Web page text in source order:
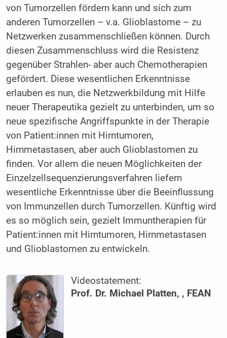
von Tumorzellen fördern kann und sich zum
anderen Tumorzellen – v.a. Glioblastome – zu
Netzwerken zusammenschließen können. Durch
diesen Zusammenschluss wird die Resistenz
gegenüber Strahlen- aber auch Chemotherapien
gefördert. Diese wesentlichen Erkenntnisse
erlauben es nun, die Netzwerkbildung mit Hilfe
neuer Therapeutika gezielt zu unterbinden, um so
neue spezifische Angriffspunkte in der Therapie
von Patient:innen mit Hirntumoren,
Hirnmetastasen, aber auch Glioblastomen zu
finden. Vor allem die neuen Möglichkeiten der
Einzelzellsequenzierungsverfahren liefern
wesentliche Erkenntnisse über die Beeinflussung
von Immunzellen durch Tumorzellen. Künftig wird
es so möglich sein, gezielt Immuntherapien für
Patient:innen mit Hirntumoren, Hirnmetastasen
und Glioblastomen zu entwickeln.
Videostatement:
Prof. Dr. Michael Platten, , FEAN